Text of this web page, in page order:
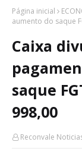
Página inicial
aumento do saque
Caixa
saque
998,00
Reconvale